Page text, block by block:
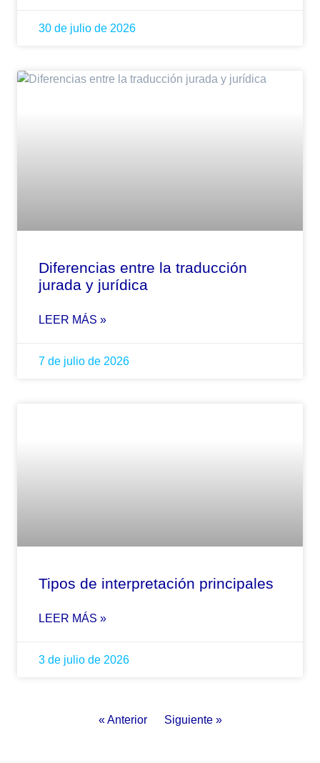
30 de julio de 2026
Diferencias entre la traducción
jurada y jurídica
LEER MÁS »
7 de julio de 2026
Tipos de interpretación principales
LEER MÁS »
3 de julio de 2026
« Anterior Siguiente »